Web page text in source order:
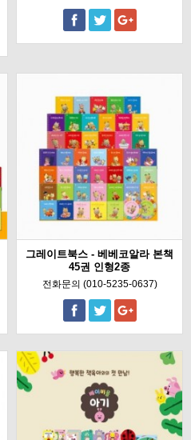
그레이트북스 - 베베코알라 본책
45권 인형2종
전화문의 (010-5235-0637)